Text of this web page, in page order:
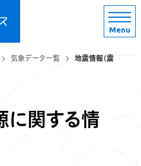
Menu
気象データ一覧
地震情報(震
関する情